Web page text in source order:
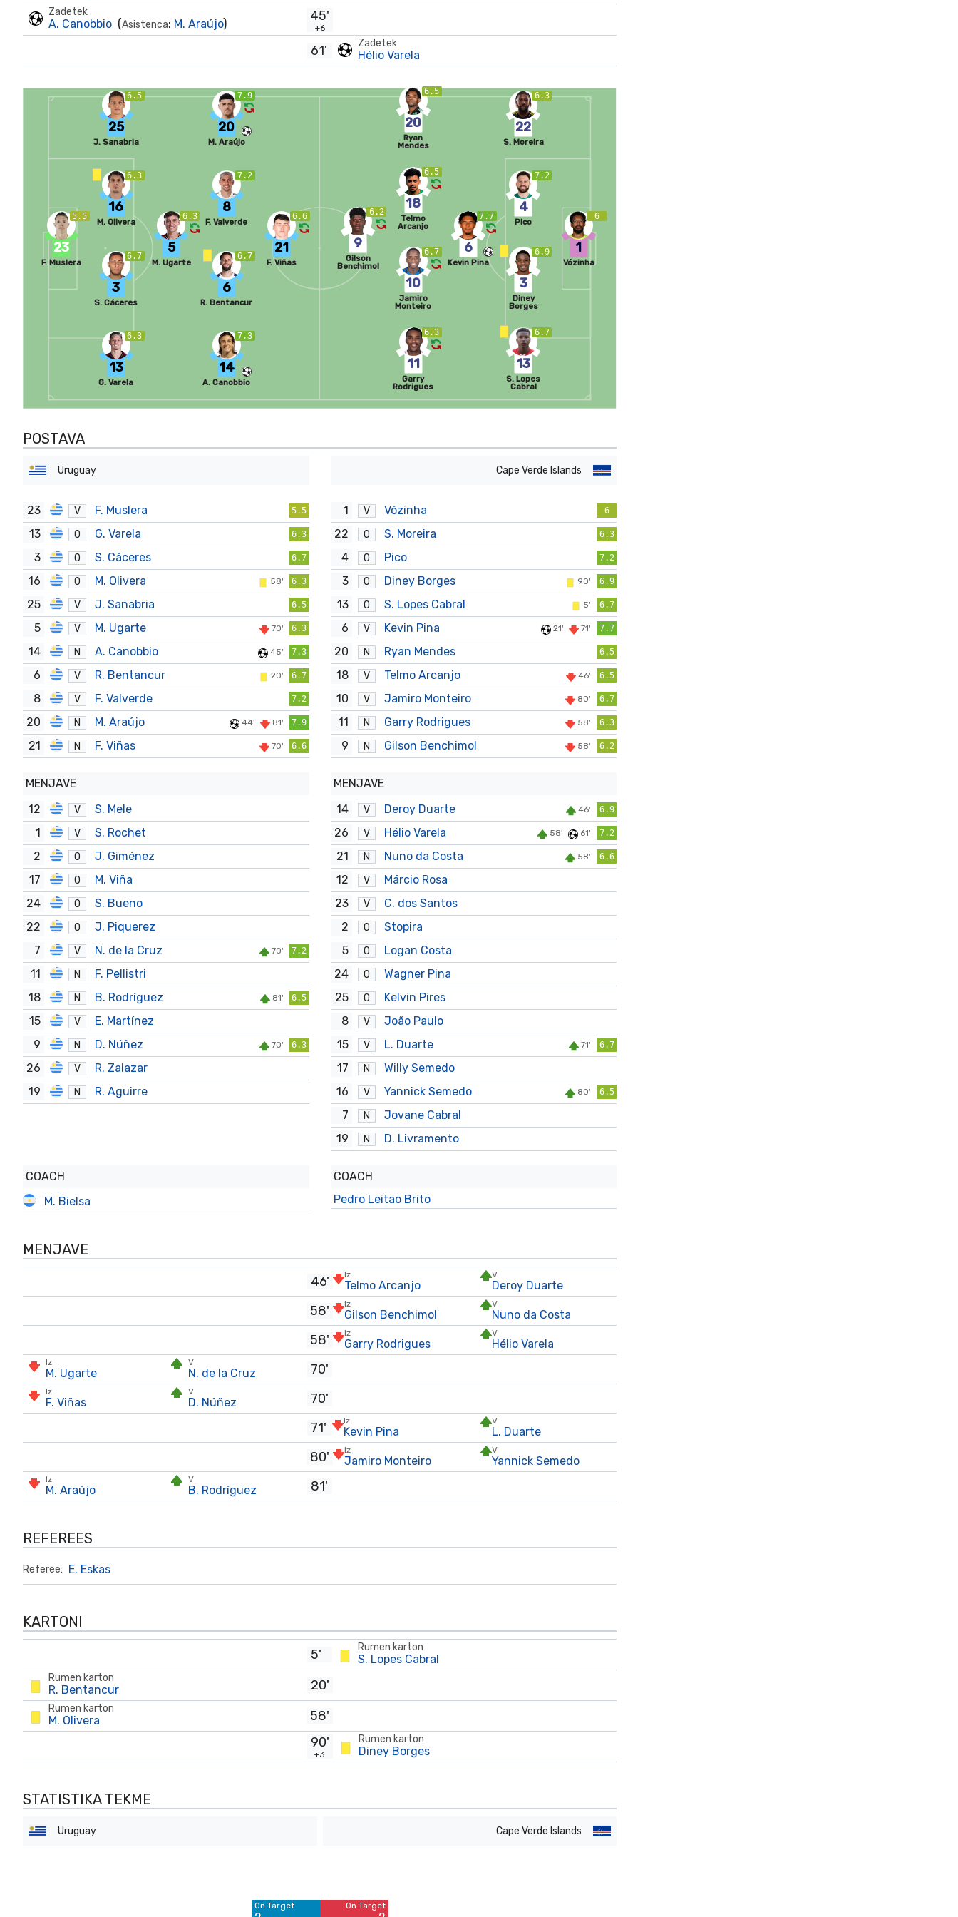
Zadetek
A. Canobbio (Asistenca: M. Araújo)
45'
+6
61' Zadetek
Hélio Varela
5.5
23
F. Muslera
6.5
25
J. Sanabria
6.3
16
M. Olivera
6.7
3
S. Cáceres
6.3
13
G. Varela
6.3
5
M. Ugarte
7.9
20
M. Araújo
7.2
8
F. Valverde
6.7
6
R. Bentancur
7.3
14
A. Canobbio
6.6
21
F. Viñas
6
1
Vózinha
6.7
13
S. Lopes
Cabral
6.9
3
Diney
Borges
7.2
4
Pico
6.3
22
S. Moreira
7.7
6
Kevin Pina
6.3
11
Garry
Rodrigues
6.7
10
Jamiro
Monteiro
6.5
18
Telmo
Arcanjo
6.5
20
Ryan
Mendes
6.2
9
Gilson
Benchimol
POSTAVA
Uruguay
23 V F. Muslera 5.5
13 O G. Varela 6.3
3 O S. Cáceres 6.7
16 O M. Olivera 58' 6.3
25 V J. Sanabria 6.5
5 V M. Ugarte 70' 6.3
14 N A. Canobbio 45' 7.3
6 V R. Bentancur 20' 6.7
8 V F. Valverde 7.2
20 N M. Araújo 44' 81' 7.9
21 N F. Viñas 70' 6.6
MENJAVE
12
V
S. Mele
1
V
S. Rochet
2
O
J. Giménez
17
O
M. Viña
24
O
S. Bueno
22
O
J. Piquerez
7
V N. de la Cruz 70' 7.2
11 N
F. Pellistri
18
N B. Rodríguez 81' 6.5
15 V
E. Martínez
9
N D. Núñez 70' 6.3
26 V
R. Zalazar
19
N R. Aguirre
COACH
M. Bielsa
Cape Verde Islands
1 V Vózinha 6
22 O S. Moreira 6.3
4 O Pico 7.2
3 O Diney Borges 90' 6.9
13 O S. Lopes Cabral 5' 6.7
6 V Kevin Pina 21' 71' 7.7
20 N Ryan Mendes 6.5
18 V Telmo Arcanjo 46' 6.5
10 V Jamiro Monteiro 80' 6.7
11 N Garry Rodrigues 58' 6.3
9 N Gilson Benchimol 58' 6.2
MENJAVE
14
V Deroy Duarte 46' 6.9
26 V Hélio Varela 58' 61' 7.2
21 N Nuno da Costa 58' 6.6
12 V
Márcio Rosa
23
V
C. dos Santos
2
O
Stopira
5
O
Logan Costa
24
O
Wagner Pina
25
O
Kelvin Pires
8
V
João Paulo
15
V L. Duarte 71' 6.7
17 N
Willy Semedo
16
V Yannick Semedo 80' 6.5
7 N
Jovane Cabral
19
N D. Livramento
COACH
Pedro Leitao Brito
MENJAVE
46' Iz
Telmo Arcanjo
V
Deroy Duarte
58' Iz
Gilson Benchimol
V
Nuno da Costa
58' Iz
Garry Rodrigues
V
Hélio Varela
Iz
M. Ugarte
V
N. de la Cruz 70'
Iz
F. Viñas
V
D. Núñez
70'
71'
Iz
Kevin Pina
V
L. Duarte
80' Iz
Jamiro Monteiro
V
Yannick Semedo
Iz
M. Araújo
V
B. Rodríguez 81'
REFEREES
Referee: E. Eskas
KARTONI
5' Rumen karton
S. Lopes Cabral
Rumen karton
R. Bentancur 20'
Rumen karton
M. Olivera
58'
90'
+3
Rumen karton
Diney Borges
STATISTIKA TEKME
Uruguay Cape Verde Islands
On Target On Target